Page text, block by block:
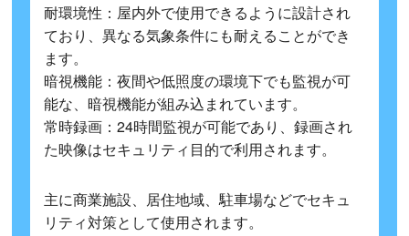
耐環境性：屋内外で使用できるように設計され
ており、異なる気象条件にも耐えることができ
ます。
暗視機能：夜間や低照度の環境下でも監視が可
能な、暗視機能が組み込まれています。
常時録画：24時間監視が可能であり、録画され
た映像はセキュリティ目的で利用されます。
主に商業施設、居住地域、駐車場などでセキュ
リティ対策として使用されます。